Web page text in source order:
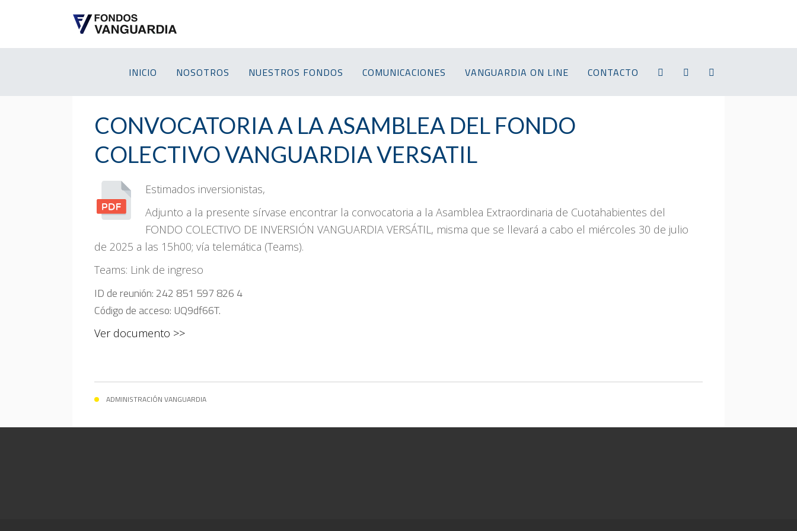
INICIO NOSOTROS NUESTROS FONDOS COMUNICACIONES VANGUARDIA ON LINE CONTACTO
CONVOCATORIA A LA ASAMBLEA DEL FONDO
COLECTIVO VANGUARDIA VERSATIL
Estimados inversionistas,
Adjunto a la presente sírvase encontrar la convocatoria a la Asamblea Extraordinaria de Cuotahabientes del
FONDO COLECTIVO DE INVERSIÓN VANGUARDIA VERSÁTIL, misma que se llevará a cabo el miércoles 30 de julio
de 2025 a las 15h00; vía telemática (Teams).
Teams: Link de ingreso
ID de reunión: 242 851 597 826 4
Código de acceso: UQ9df66T.
Ver documento >>
ADMINISTRACIÓN VANGUARDIA